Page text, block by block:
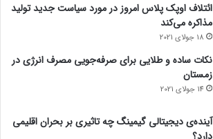
ائتلاف اوپک پلاس امروز در مورد سیاست جدید تولید
مذاکره می‌کند
18 جولای 2021
نکات ساده و طلایی برای صرفه‌جویی مصرف انرژی در
زمستان
14 جولای 2021
آینده‌ی دیجیتالی گیمینگ چه تاثیری بر بحران اقلیمی